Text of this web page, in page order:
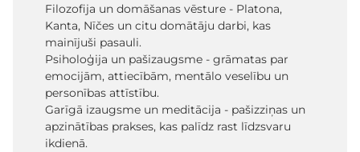
Filozofija un domāšanas vēsture - Platona,
Kanta, Nīčes un citu domātāju darbi, kas
mainījuši pasauli.
Psiholoģija un pašizaugsme - grāmatas par
emocijām, attiecībām, mentālo veselību un
personības attīstību.
Garīgā izaugsme un meditācija - pašizziņas un
apzinātības prakses, kas palīdz rast līdzsvaru
ikdienā.